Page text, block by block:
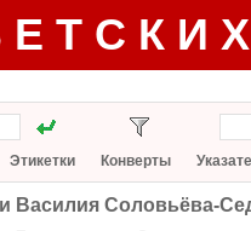
Этикетки Конверты
Василия Соловьёва-